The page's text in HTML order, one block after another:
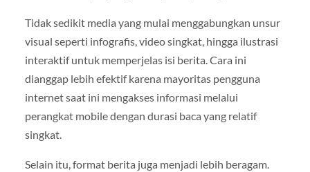
Tidak sedikit media yang mulai menggabungkan unsur
visual seperti infografis, video singkat, hingga ilustrasi
interaktif untuk memperjelas isi berita. Cara ini
dianggap lebih efektif karena mayoritas pengguna
internet saat ini mengakses informasi melalui
perangkat mobile dengan durasi baca yang relatif
singkat.
Selain itu, format berita juga menjadi lebih beragam.